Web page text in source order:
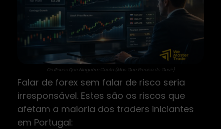
Os Riscos Que Ninguém Conta (Mas Que Precisa de Ouvir)
Falar de forex sem falar de risco seria
irresponsável. Estes são os riscos que
afetam a maioria dos traders iniciantes
em Portugal: